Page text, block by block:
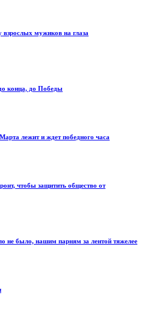
взрослых мужиков на глаза
конца, до Победы
лежит и ждет победного часа
чтобы защитить общество от
не было, нашим парням за лентой тяжелее